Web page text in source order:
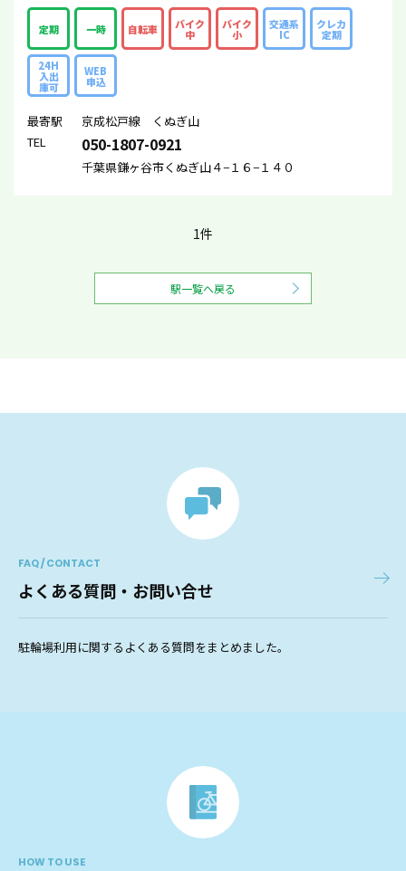
定期 一時 自転車 バイク
中
バイク
小
交通系
IC
クレカ
定期
24H
入出
庫可
WEB
申込
最寄駅
京成松戸線 くぬぎ山
TEL
050-1807-0921
千葉県鎌ヶ谷市くぬぎ山４−１６−１４０
1件
駅一覧へ戻る
FAQ / CONTACT
よくある質問・お問い合せ
駐輪場利用に関するよくある質問をまとめました。
HOW TO USE